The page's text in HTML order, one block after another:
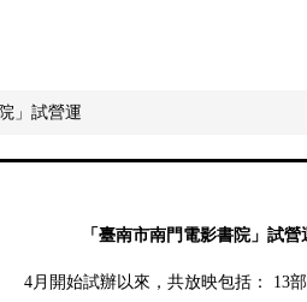
」試營運
「臺南市南門電影書院」試營
4 月開始試辦以來，共放映包括： 13